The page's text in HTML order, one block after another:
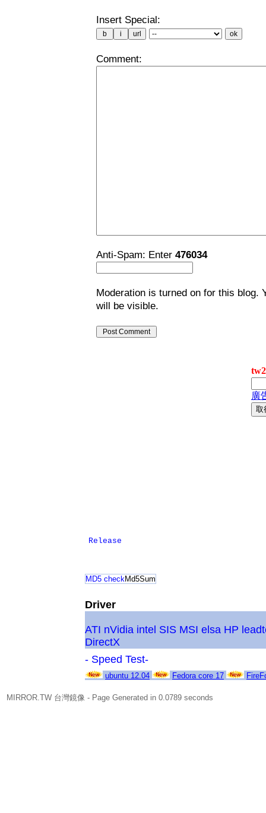
Insert Special:
Comment:
Anti-Spam: Enter 476034
Moderation is turned on for this blog.
will be visible.
Release
MD5 checkMd5Sum
Driver
ATI nVidia intel SIS MSI elsa HP
DirectX
- Speed Test-
ubuntu 12.04 Fedora core 17
MIRROR.TW 台灣鏡像 - Page Generated in 0.0789 seconds